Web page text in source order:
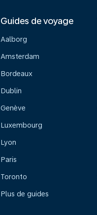
Guides de voyage
Aalborg
Amsterdam
Bordeaux
Dublin
Genève
Luxembourg
Lyon
Paris
Toronto
Plus de guides